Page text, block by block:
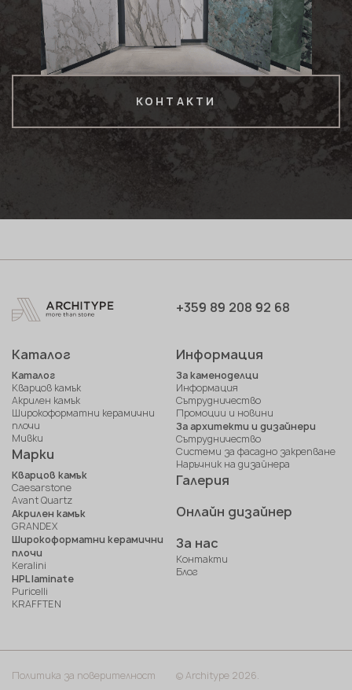
КОНТАКТИ
+359 89 208 92 68
Каталог
Каталог
Кварцов камък
Акрилен камък
Широкоформатни керамични
плочи
Мивки
Марки
Кварцов камък
Caesarstone
Avant Quartz
Акрилен камък
GRANDEX
Широкоформатни керамични
плочи
Keralini
HPL laminate
Puricelli
KRAFFTEN
Информация
За каменоделци
Информация
Сътрудничество
Промоции и новини
За архитекти и дизайнери
Сътрудничество
Системи за фасадно закрепване
Наръчник на дизайнера
Галерия
Онлайн дизайнер
За нас
Контакти
Блог
© Architype 2026.
Политика за поверителност